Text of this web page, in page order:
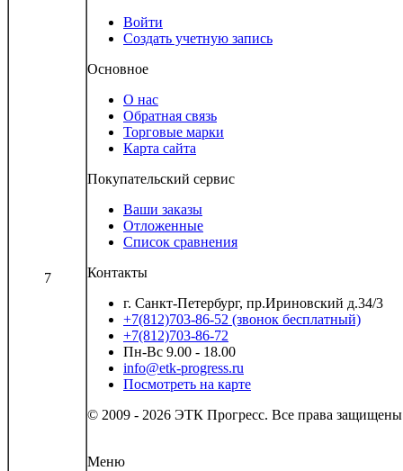
7
Войти
Создать учетную запись
Основное
О нас
Обратная связь
Торговые марки
Карта сайта
Покупательский сервис
Ваши заказы
Отложенные
Список сравнения
Контакты
г. Санкт-Петербург, пр.Ириновский д.34/3
+7(812)703-86-52 (звонок бесплатный)
+7(812)703-86-72
Пн-Вс 9.00 - 18.00
info@etk-progress.ru
Посмотреть на карте
© 2009 - 2026 ЭТК Прогресс. Все права
Меню